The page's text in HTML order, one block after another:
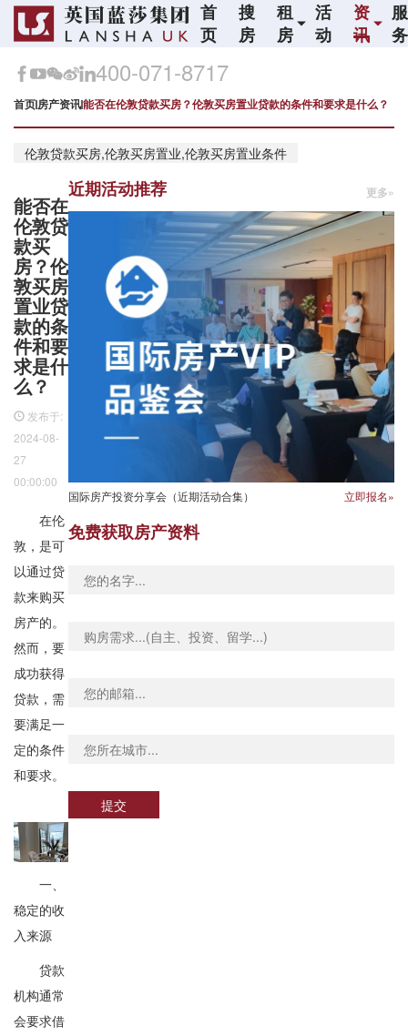
首
页
搜
房
租
房
活
动
资
讯
服
务
400-071-8717
首页房产资讯能否在伦敦贷款买房？伦敦买房置业贷款的条件和要求是什么？
伦敦贷款买房,伦敦买房置业,伦敦买房置业条件
能否在
伦敦贷
款买
房？伦
敦买房
置业贷
款的条
件和要
求是什
么？
发布于:
2024-08-
27
00:00:00
在伦
敦，是可
以通过贷
款来购买
房产的。
然而，要
成功获得
贷款，需
要满足一
定的条件
和要求。
一、
稳定的收
入来源
贷款
机构通常
会要求借
近期活动推荐 更多»
国际房产投资分享会（近期活动合集） 立即报名»
免费获取房产资料
提交